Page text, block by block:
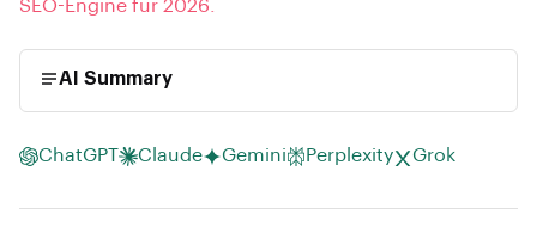
SEO-Engine für 2026.
AI Summary
ChatGPT Claude Gemini Perplexity Grok